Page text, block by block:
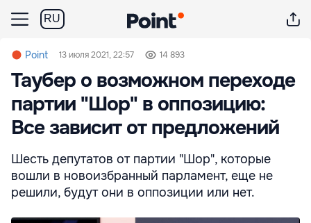
RU
Point 13 июля 2021, 22:57 14 893
Таубер о возможном переходе
партии "Шор" в оппозицию:
Все зависит от предложений
Шесть депутатов от партии "Шор", которые
вошли в новоизбранный парламент, еще не
решили, будут они в оппозиции или нет.